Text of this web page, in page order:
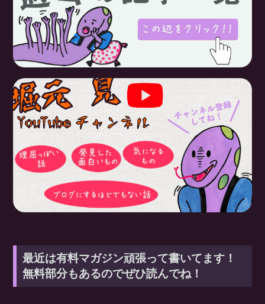
最近は有料マガジン頑張って書いてます！
無料部分もあるのでぜひ読んでね！